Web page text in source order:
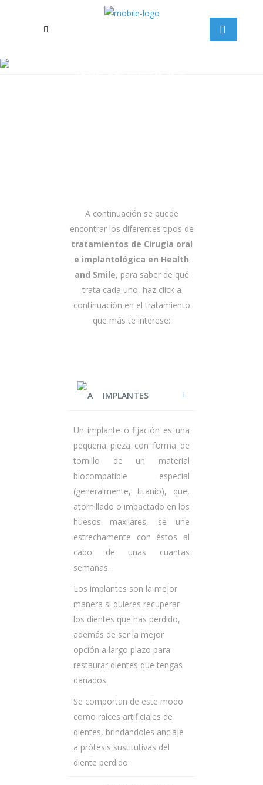
A continuación se puede
encontrar los diferentes tipos de
tratamientos de Cirugía oral
e implantológica en Health
and Smile, para saber de qué
trata cada uno, haz click a
continuación en el tratamiento
que más te interese:
IMPLANTES
Un implante o fijación es una
pequeña pieza con forma de
tornillo de un material
biocompatible especial
(generalmente, titanio), que,
atornillado o impactado en los
huesos maxilares, se une
estrechamente con éstos al
cabo de unas cuantas
semanas.
Los implantes son la mejor
manera si quieres recuperar
los dientes que has perdido,
además de ser la mejor
opción a largo plazo para
restaurar dientes que tengas
dañados.
Se comportan de este modo
como raíces artificiales de
dientes, brindándoles anclaje
a prótesis sustitutivas del
diente perdido.